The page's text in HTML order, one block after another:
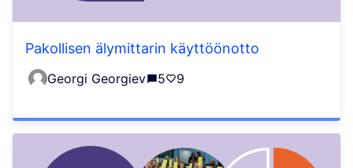
Pakollisen älymittarin käyttöönotto
Georgi Georgiev 5 9